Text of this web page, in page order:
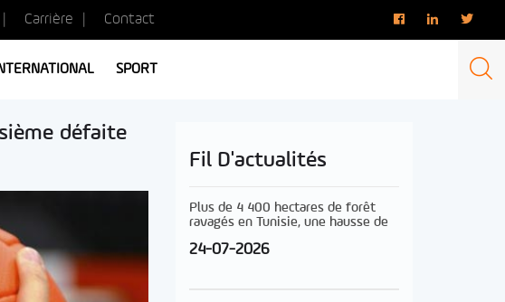
Carrière Contact
SPORT
défaite
Fil D'actualités
Plus de 4 400 hectares de forêt
ravagés en Tunisie, une hausse de
24-07-2026